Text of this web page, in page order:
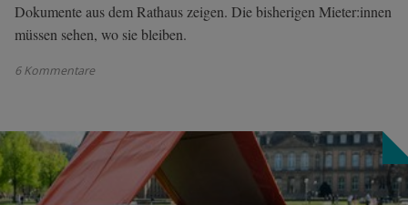
Dokumente aus dem Rathaus zeigen. Die bisherigen Mieter:innen
müssen sehen, wo sie bleiben.
6 Kommentare